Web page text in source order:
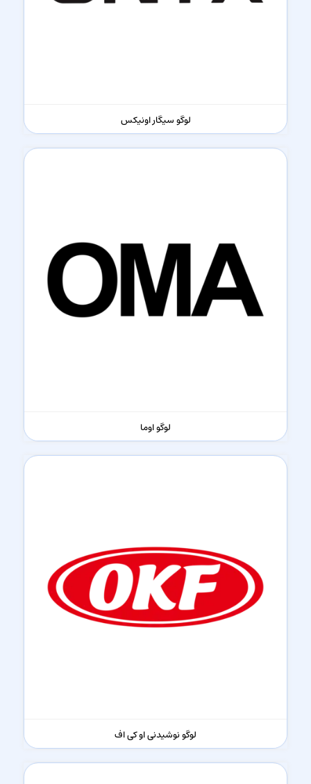
لوگو سیگار اونیکس
لوگو اوما
لوگو نوشیدنی او کی اف